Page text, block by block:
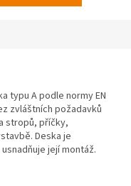
typu A podle normy EN
zvláštních požadavků
stropů, příčky,
Deska je
její montáž.